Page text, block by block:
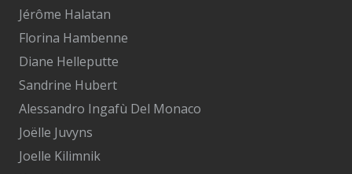
Jérôme Halatan
Florina Hambenne
Diane Helleputte
Sandrine Hubert
Alessandro Ingafù Del Monaco
Joëlle Juvyns
Joelle Kilimnik